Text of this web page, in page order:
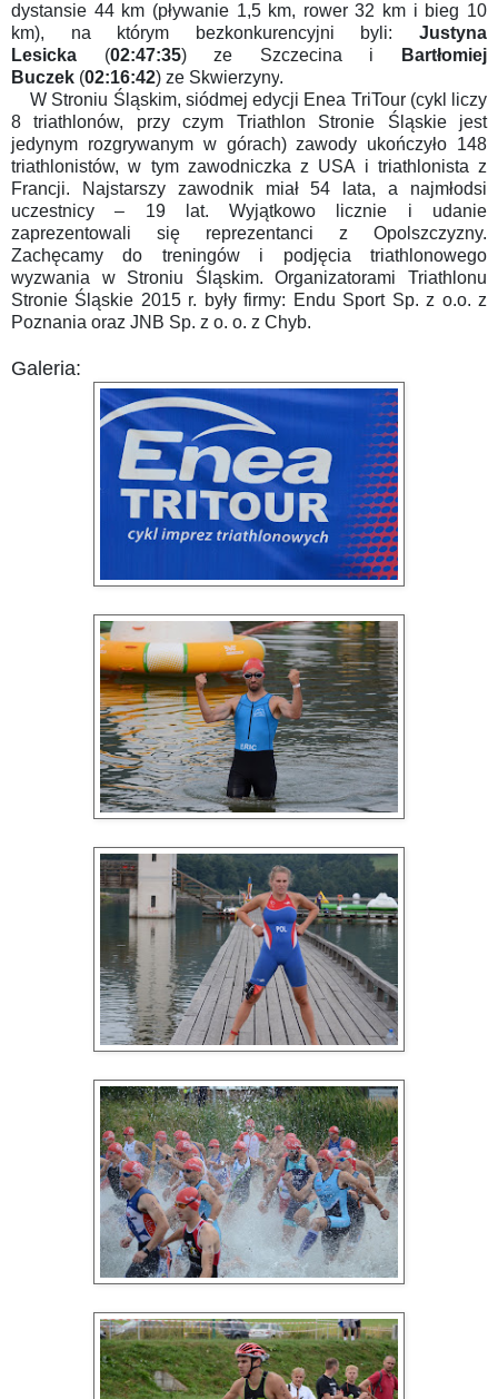
dystansie 44 km (pływanie 1,5 km, rower 32 km i bieg 10
km), na którym bezkonkurencyjni byli: Justyna
Lesicka (02:47:35) ze Szczecina i
Bartłomiej
Buczek (02:16:42) ze Skwierzyny.
W Stroniu Śląskim, siódmej edycji Enea TriTour (cykl liczy
8 triathlonów, przy czym Triathlon Stronie Śląskie jest
jedynym rozgrywanym w górach) zawody ukończyło 148
triathlonistów, w tym zawodniczka z USA i triathlonista z
Francji. Najstarszy zawodnik miał 54 lata, a najmłodsi
uczestnicy – 19 lat. Wyjątkowo licznie i udanie
zaprezentowali się reprezentanci z Opolszczyzny.
Zachęcamy do treningów i podjęcia triathlonowego
wyzwania w Stroniu Śląskim. Organizatorami Triathlonu
Stronie Śląskie 2015 r. były firmy: Endu Sport Sp. z o.o. z
Poznania oraz JNB Sp. z o. o. z Chyb.
Galeria: